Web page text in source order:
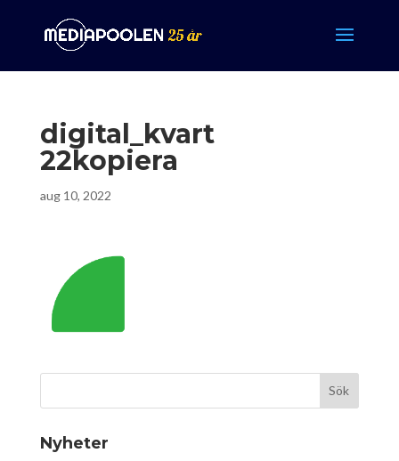
digital_kvart
22kopiera
aug 10, 2022
Nyheter